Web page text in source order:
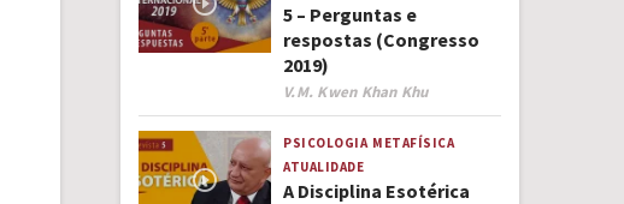
5 – Perguntas e
respostas (Congresso
2019)
Author
V.M. Kwen Khan Khu
PSICOLOGIA METAFÍSICA
ATUALIDADE
A Disciplina Esotérica